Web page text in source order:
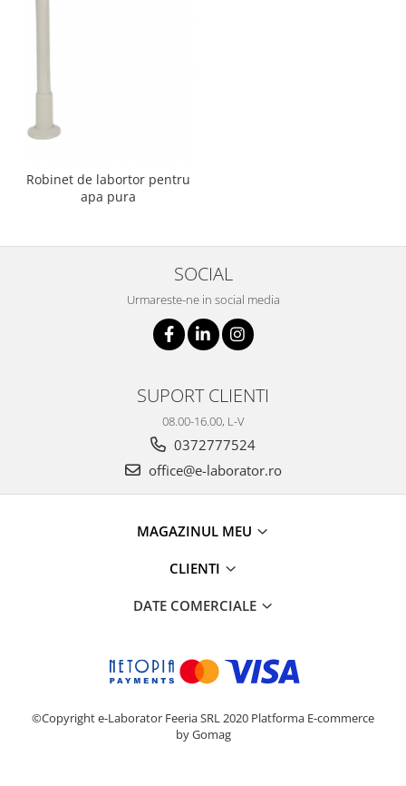
Robinet de labortor pentru
apa pura
SOCIAL
Urmareste-ne in social media
SUPORT CLIENTI
08.00-16.00, L-V
0372777524
office@e-laborator.ro
MAGAZINUL MEU
CLIENTI
DATE COMERCIALE
©Copyright e-Laborator Feeria SRL 2020 Platforma E-commerce
by Gomag